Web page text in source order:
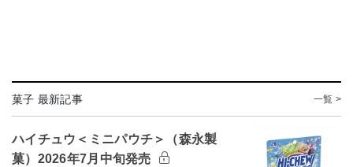
菓子 最新記事 一覧 >
ハイチュウ＜ミニパウチ＞（森永製
菓）2026年7月中旬発売